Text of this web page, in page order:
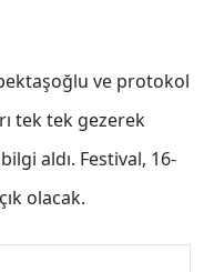
ve protokol
tek tek gezerek
aldı. Festival, 16-
olacak.